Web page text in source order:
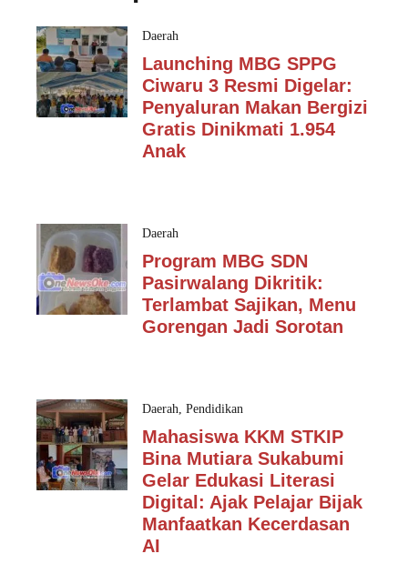
Daerah
Launching MBG SPPG
Ciwaru 3 Resmi Digelar:
Penyaluran Makan Bergizi
Gratis Dinikmati 1.954
Anak
Daerah
Program MBG SDN
Pasirwalang Dikritik:
Terlambat Sajikan, Menu
Gorengan Jadi Sorotan
Daerah, Pendidikan
Mahasiswa KKM STKIP
Bina Mutiara Sukabumi
Gelar Edukasi Literasi
Digital: Ajak Pelajar Bijak
Manfaatkan Kecerdasan
AI